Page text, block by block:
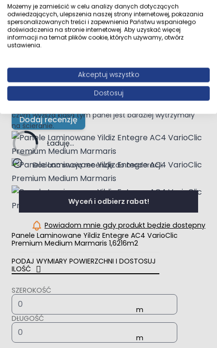
deski.
Klasa ścieralności
O tym jak trwała i wytrzymała jest powierzchnia panela
decyduje klasa ścieralności. Wyznacza się ją
warstwa wierzchnia panelu zostanie uszkodzona. Ten
test jest niczym innym jak imitacją codziennego
użytkowania podłogi w warunkach laboratoryjnych.
czym wyższa klasa tym panel jest bardziej wytrzymały
na ścieranie.
Autor
Podsumowanie
Opinia
Dodaj recenzję
Ładuję...
Dodano swoją recenzję do moderacji.
Wyceń i odbierz rabat!
Powiadom mnie gdy produkt będzie dostępny
Panele Laminowane Yildiz Entegre AC4 VarioClic
Premium Medium Marmaris 1,6216m2
PODAJ WYMIARY POWIERZCHNI I DOSTOSUJ
ILOŚĆ
SZEROKOŚĆ
DŁUGOŚĆ
Możemy je zamieścić w celu analizy danych dotyczących
odwiedzających, ulepszenia naszej strony internetowej, pokazania
spersonalizowanych treści i zapewnienia Państwu wspaniałego
doświadczenia na stronie internetowej. Aby uzyskać więcej
informacji na temat plików cookie, których używamy, otwórz
ustawienia.
Akceptuj wszystko
Dostosuj